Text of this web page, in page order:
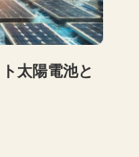
太陽電池と